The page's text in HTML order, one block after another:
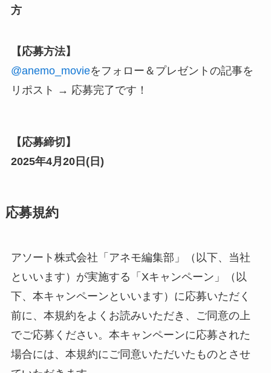
方
【応募方法】
@anemo_movieをフォロー ＆プレゼントの記事を
リポスト → 応募完了です！
【応募締切】
2025年4月20日(日 )
応募規約
アソート株式会社「アネモ編集部」（以下、当社
といいます）が実施する「Xキャンペーン」（以
下、本キャンペーンといいます）に応募いただく
前に、本規約をよくお読みいただき、ご同意の上
でご応募ください。本キャンペーンに応募された
場合には、本規約にご同意いただいたものとさせ